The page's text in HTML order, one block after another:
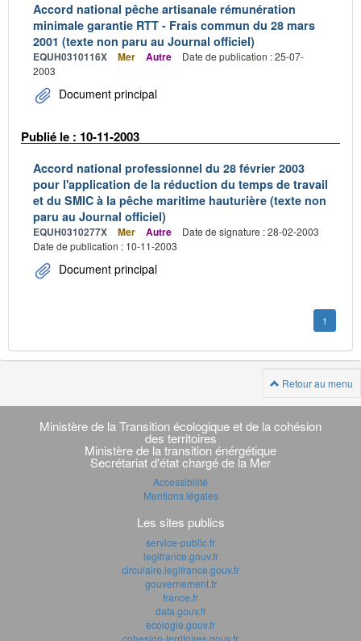
Accord national pêche artisanale rémunération
minimale garantie RTT - Frais commun du 28 mars
2001 (texte non paru au Journal officiel)
EQUH0310116X Mer Autre
Date de publication : 25-07-
2003
Document principal
Publié le : 10-11-2003
Accord national professionnel du 28 février 2003
pour l'application de la réduction du temps de travail
et du SMIC à la pêche maritime hauturière (texte non
paru au Journal officiel)
EQUH0310277X Mer Autre
Date de signature : 28-02-2003
Date de publication : 10-11-2003
Document principal
1
Retour au menu
Navigation
transverse
Ministère de la Transition écologique et de la cohésion
des territoires
Ministère de la transition énérgétique
Secrétariat d'état chargé de la Mer
Accessibilité
Mentions légales
Les sites publics
service-public.fr
legifrance.gouv.fr
circulaire.legifrance.gouv.fr
gouvernement.fr
france.fr
data.gouv.fr
ecologie.gouv.fr
cohesion-territoires.gouv.fr